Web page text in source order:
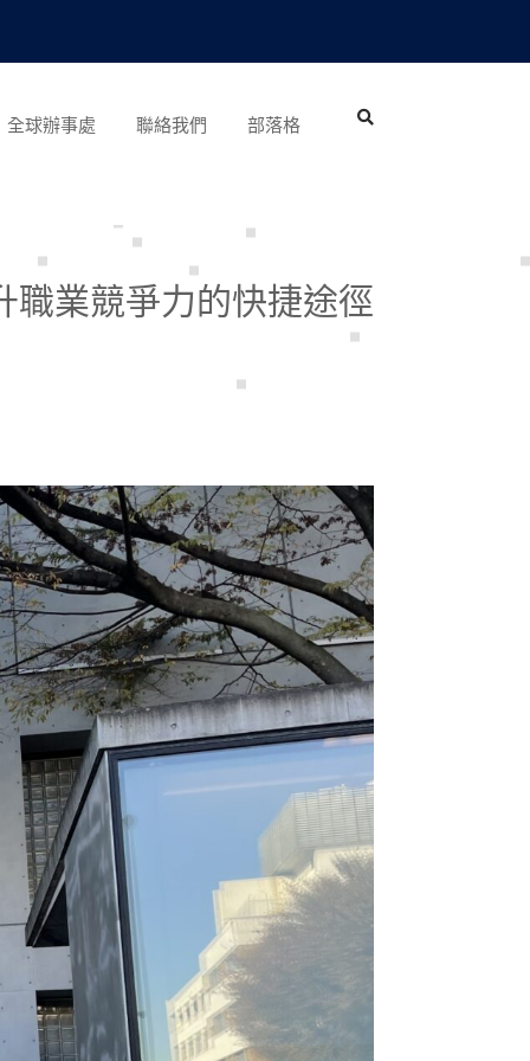
全球辦事處 聯絡我們 部落格
職業競爭力的快捷途徑